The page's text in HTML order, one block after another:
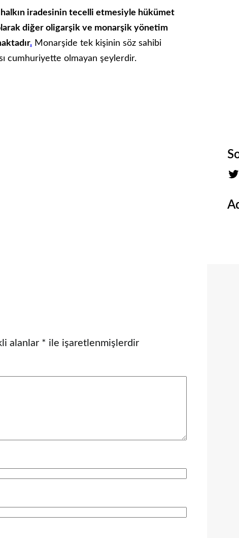
iradesinin tecelli etmesiyle hükümet
diğer oligarşik ve monarşik yönetim
. Monarşide tek kişinin söz sahibi
cumhuriyette olmayan şeylerdir.
alanlar * ile işaretlenmişlerdir
Twitter